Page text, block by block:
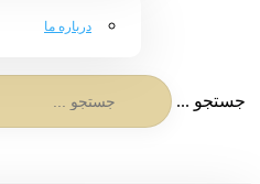
درباره ما
جستجو ...